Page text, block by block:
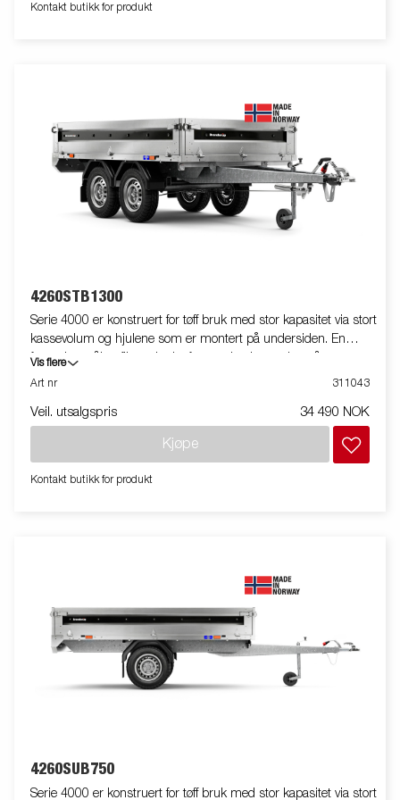
miljøavgift kan tilkomme.
Kontakt butikk for produkt
4260STB1300
Serie 4000 er konstruert for tøff bruk med stor kapasitet via stort
kassevolum og hjulene som er montert på undersiden. En
forsterket stålprofil rundt plattformen beskytter den når man
bruker en gaffeltruck til å laste tilhengeren. Kraftige surrefester
Karmer i stål er standard og alle kan tas av, noe som gir lett
tilbehørsprogram tilgjengelig. Bildene er kun til illustrative
miljøavgift kan tilkomme.
Vis flere
Art nr
311043
Veil. utsalgspris 34 490 NOK
Kjøpe
Kontakt butikk for produkt
4260SUB750
Serie 4000 er konstruert for tøff bruk med stor kapasitet via stort